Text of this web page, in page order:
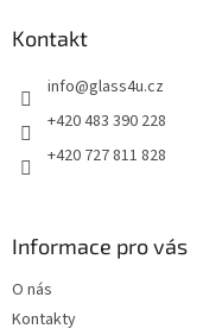
Kontakt
info@glass4u.cz
+420 483 390 228
+420 727 811 828
Informace pro vás
O nás
Kontakty